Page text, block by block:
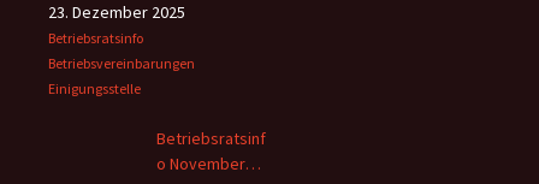
23. Dezember 2025
Betriebsratsinfo
Betriebsvereinbarungen
Einigungsstelle
Betriebsratsinf
o November